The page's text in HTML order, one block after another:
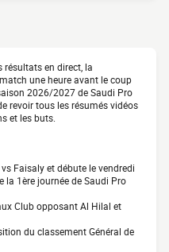
résultats en direct, la
une heure avant le coup
2026/2027 de Saudi Pro
revoir tous les résumés vidéos
et les buts.
Faisaly et débute le vendredi
la 1ère journée de Saudi Pro
Club opposant Al Hilal et
du classement Général de